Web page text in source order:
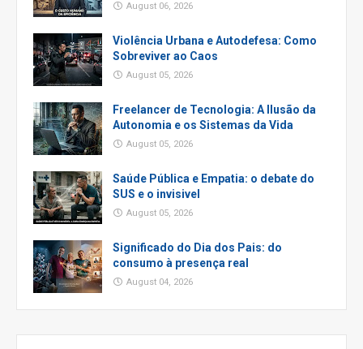
August 06, 2026
Violência Urbana e Autodefesa: Como
Sobreviver ao Caos
August 05, 2026
Freelancer de Tecnologia: A Ilusão da
Autonomia e os Sistemas da Vida
August 05, 2026
Saúde Pública e Empatia: o debate do
SUS e o invisivel
August 05, 2026
Significado do Dia dos Pais: do
consumo à presença real
August 04, 2026